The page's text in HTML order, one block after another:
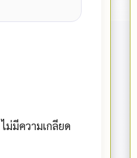
ม่มีความเกลียด